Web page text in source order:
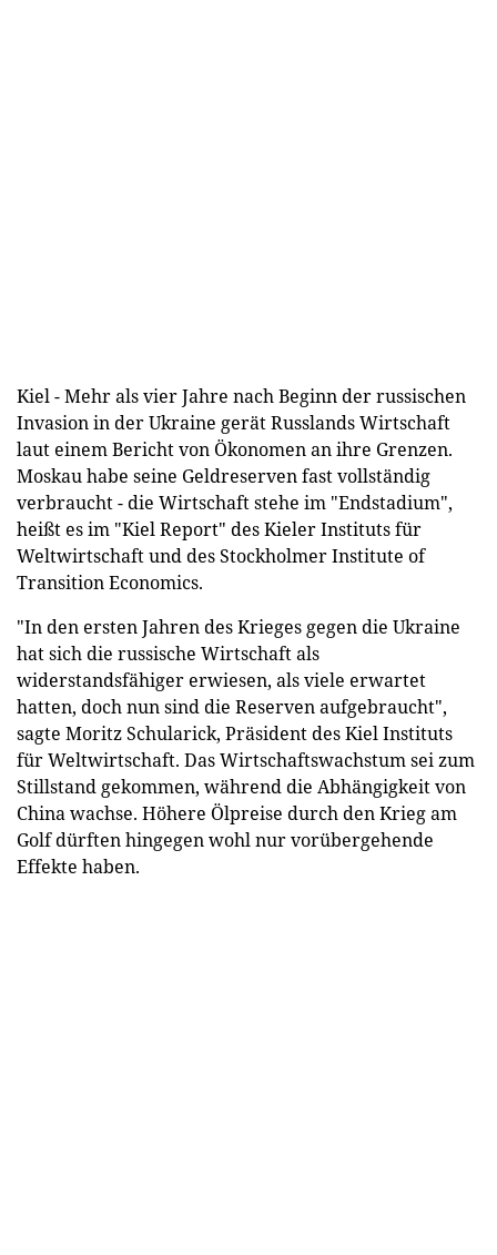
Kiel - Mehr als vier Jahre nach Beginn der russischen
Invasion in der Ukraine gerät Russlands Wirtschaft
laut einem Bericht von Ökonomen an ihre Grenzen.
Moskau habe seine Geldreserven fast vollständig
verbraucht - die Wirtschaft stehe im "Endstadium",
heißt es im "Kiel Report" des Kieler Instituts für
Weltwirtschaft und des Stockholmer Institute of
Transition Economics.
"In den ersten Jahren des Krieges gegen die Ukraine
hat sich die russische Wirtschaft als
widerstandsfähiger erwiesen, als viele erwartet
hatten, doch nun sind die Reserven aufgebraucht",
sagte Moritz Schularick, Präsident des Kiel Instituts
für Weltwirtschaft. Das Wirtschaftswachstum sei zum
Stillstand gekommen, während die Abhängigkeit von
China wachse. Höhere Ölpreise durch den Krieg am
Golf dürften hingegen wohl nur vorübergehende
Effekte haben.